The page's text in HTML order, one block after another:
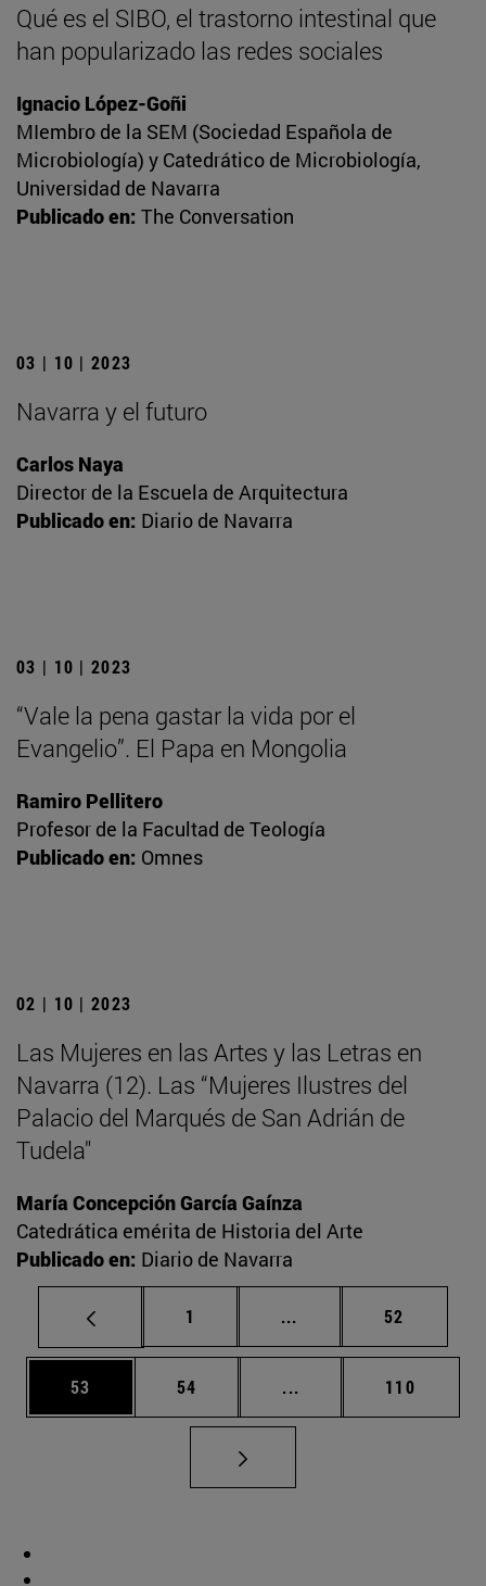
Qué es el SIBO, el trastorno intestinal que
han popularizado las redes sociales
Ignacio López-Goñi
MIembro de la SEM (Sociedad Española de
Microbiología) y Catedrático de Microbiología,
Universidad de Navarra
Publicado en: The Conversation
03 | 10 | 2023
Navarra y el futuro
Carlos Naya
Director de la Escuela de Arquitectura
Publicado en: Diario de Navarra
03 | 10 | 2023
“Vale la pena gastar la vida por el
Evangelio”. El Papa en Mongolia
Ramiro Pellitero
Profesor de la Facultad de Teología
Publicado en: Omnes
02 | 10 | 2023
Las Mujeres en las Artes y las Letras en
Navarra (12). Las “Mujeres Ilustres del
Palacio del Marqués de San Adrián de
Tudela"
María Concepción García Gaínza
Catedrática emérita de Historia del Arte
Publicado en: Diario de Navarra
Página
1 ... Páginas intermedias
Página
52
Página
53 Página
54 ... Páginas intermedias
Página
110